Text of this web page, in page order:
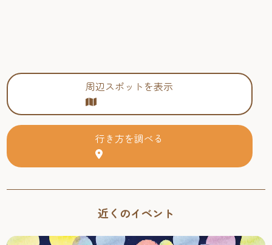
周辺スポットを表示
行き方を調べる
近くのイベント